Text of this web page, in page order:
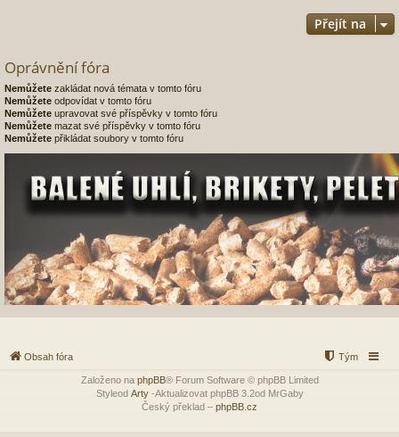
Přejít na
Oprávnění fóra
Nemůžete zakládat nová témata v tomto fóru
Nemůžete odpovídat v tomto fóru
Nemůžete upravovat své příspěvky v tomto fóru
Nemůžete mazat své příspěvky v tomto fóru
Nemůžete přikládat soubory v tomto fóru
Obsah fóra Tým
Založeno na phpBB® Forum Software © phpBB Limited
Styleod Arty-Aktualizovat phpBB 3.2od MrGaby
Český překlad – phpBB.cz